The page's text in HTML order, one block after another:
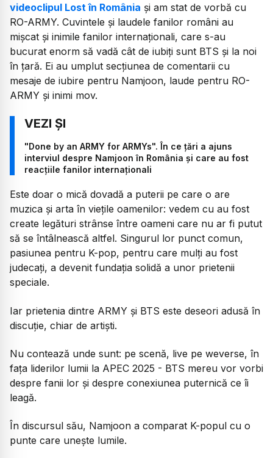
videoclipul Lost în România și am stat de vorbă cu
RO-ARMY. Cuvintele și laudele fanilor români au
mișcat și inimile fanilor internaționali, care s-au
bucurat enorm să vadă cât de iubiți sunt BTS și la noi
în țară. Ei au umplut secțiunea de comentarii cu
mesaje de iubire pentru Namjoon, laude pentru RO-
ARMY și inimi mov.
"Done by an ARMY for ARMYs". În ce țări a ajuns
interviul despre Namjoon în România și care au fost
reacțiile fanilor internaționali
Este doar o mică dovadă a puterii pe care o are
muzica și arta în viețile oamenilor: vedem cu au fost
create legături strânse între oameni care nu ar fi putut
să se întâlnească altfel. Singurul lor punct comun,
pasiunea pentru K-pop, pentru care mulți au fost
judecați, a devenit fundația solidă a unor prietenii
speciale.
Iar prietenia dintre ARMY și BTS este deseori adusă în
discuție, chiar de artiști.
Nu contează unde sunt: pe scenă, live pe weverse, în
fața liderilor lumii la APEC 2025 - BTS mereu vor vorbi
despre fanii lor și despre conexiunea puternică ce îi
leagă.
În discursul său, Namjoon a comparat K-popul cu o
punte care unește lumile.